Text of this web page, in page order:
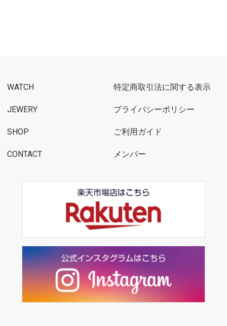
WATCH
JEWERY
SHOP
CONTACT
特定商取引法に関する表示
プライバシーポリシー
ご利用ガイド
メンバー